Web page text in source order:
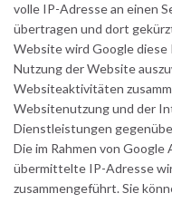
volle IP-Adresse an einen
übertragen und dort
Website wird Google
Nutzung der Website
Websiteaktivitäten
Websitenutzung und der
Dienstleistungen
Die im Rahmen von
übermittelte IP-Adresse
zusammengeführt. Sie